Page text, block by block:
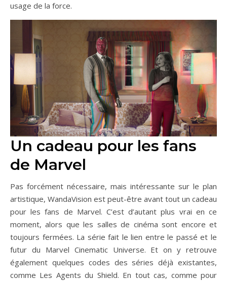
usage de la force.
Un cadeau pour les fans
de Marvel
Pas forcément nécessaire, mais intéressante sur le plan
artistique, WandaVision est peut-être avant tout un cadeau
pour les fans de Marvel. C’est d’autant plus vrai en ce
moment, alors que les salles de cinéma sont encore et
toujours fermées. La série fait le lien entre le passé et le
futur du Marvel Cinematic Universe. Et on y retrouve
également quelques codes des séries déjà existantes,
comme Les Agents du Shield. En tout cas, comme pour